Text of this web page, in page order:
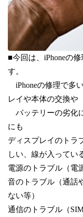
■今回は、iPhoneの
す。
iPhoneの修理で多
レイや本体の交換や
バッテリーの劣化
にも
ディスプレイのトラ
しい、線が入ってい
電源のトラブル（電
音のトラブル（通話
ない等）
通信のトラブル（